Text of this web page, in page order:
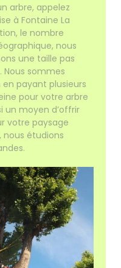
arbre, appelez
à Fontaine La
le nombre
nous
une taille pas
Nous sommes
payant plusieurs
pour votre arbre
un moyen d’offrir
votre paysage
nous étudions